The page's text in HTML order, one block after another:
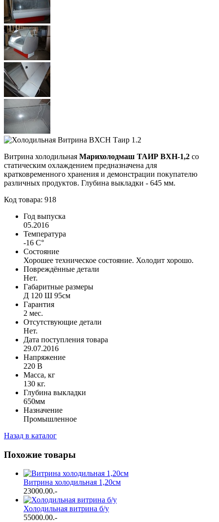
Витрина холодильная Марихолодмаш ТАИР ВХН-1,2 со
статическим охлаждением предназначена для
кратковременного хранения и демонстрации покупателю
различных продуктов. Глубина выкладки - 645 мм.
Код товара: 918
Год выпуска
05.2016
Температура
-16 С°
Состояние
Хорошее техническое состояние. Холодит хорошо.
Повреждённые детали
Нет.
Габаритные размеры
Д 120 Ш 95см
Гарантия
2 мес.
Отсутствующие детали
Нет.
Дата поступления товара
29.07.2016
Напряжение
220 В
Масса, кг
130 кг.
Глубина выкладки
650мм
Назначение
Промышленное
Назад в каталог
Похожие товары
Витрина холодильная 1,20см
23000.00.-
Холодильная витрина б/у
55000.00.-